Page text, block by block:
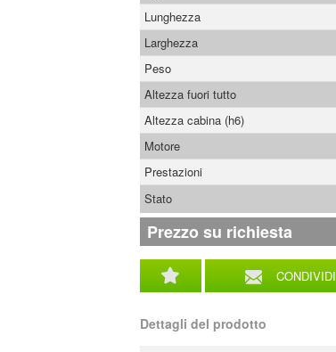
CONDIVIDI
Lunghezza
Larghezza
Peso
Altezza fuori tutto
Altezza cabina (h6)
Motore
Prestazioni
Stato
Prezzo su richiesta
Dettagli del prodotto